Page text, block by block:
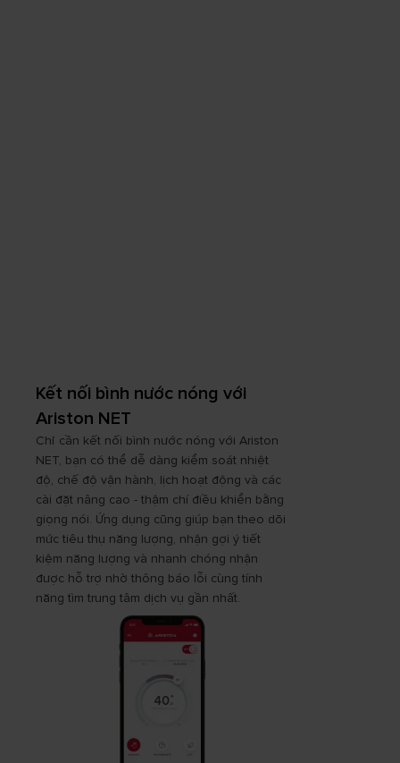
Kết nối bình nước nóng với
Ariston NET
Chỉ cần kết nối bình nước nóng với Ariston
NET, bạn có thể dễ dàng kiểm soát nhiệt
độ, chế độ vận hành, lịch hoạt động và các
cài đặt nâng cao - thậm chí điều khiển bằng
giọng nói. Ứng dụng cũng giúp bạn theo dõi
mức tiêu thụ năng lượng, nhận gợi ý tiết
kiệm năng lượng và nhanh chóng nhận
được hỗ trợ nhờ thông báo lỗi cùng tính
năng tìm trung tâm dịch vụ gần nhất.